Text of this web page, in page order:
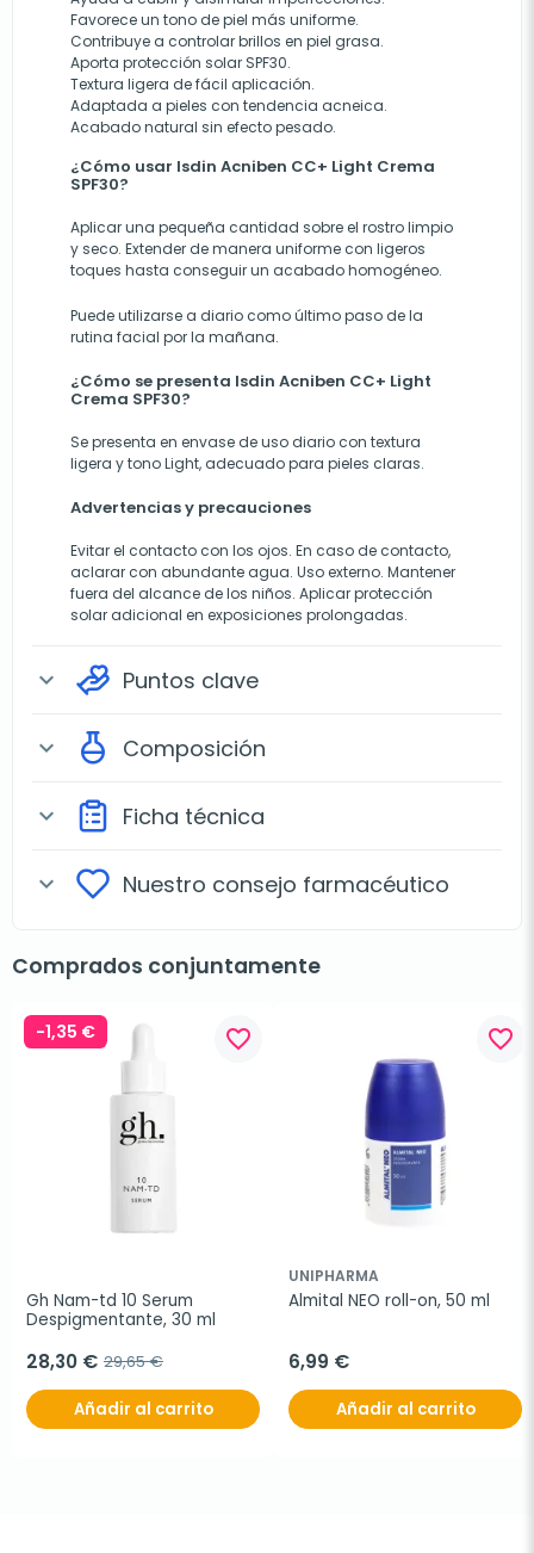
Favorece un tono de piel más uniforme.
Contribuye a controlar brillos en piel grasa.
Aporta protección solar SPF30.
Textura ligera de fácil aplicación.
Adaptada a pieles con tendencia acneica.
Acabado natural sin efecto pesado.
¿Cómo usar Isdin Acniben CC+ Light Crema
SPF30?
Aplicar una pequeña cantidad sobre el rostro limpio
y seco. Extender de manera uniforme con ligeros
toques hasta conseguir un acabado homogéneo.
Puede utilizarse a diario como último paso de la
rutina facial por la mañana.
¿Cómo se presenta Isdin Acniben CC+ Light
Crema SPF30?
Se presenta en envase de uso diario con textura
ligera y tono Light, adecuado para pieles claras.
Advertencias y precauciones
Evitar el contacto con los ojos. En caso de contacto,
aclarar con abundante agua. Uso externo. Mantener
fuera del alcance de los niños. Aplicar protección
solar adicional en exposiciones prolongadas.
expand_more Puntos clave
expand_more Composición
expand_more Ficha técnica
expand_more Nuestro consejo farmacéutico
Comprados conjuntamente
-1,35 € favorite_border
Gh Nam-td 10 Serum
Despigmentante, 30 ml
28,30 € 29,65 €
Añadir al carrito
favorite_border
UNIPHARMA
Almital NEO roll-on, 50 ml
6,99 €
Añadir al carrito